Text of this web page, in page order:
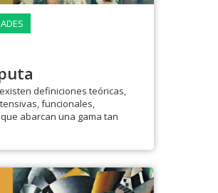
definiciones teóricas,
funcionales,
abarcan una gama tan